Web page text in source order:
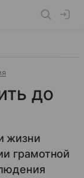
до
жизни
грамотной